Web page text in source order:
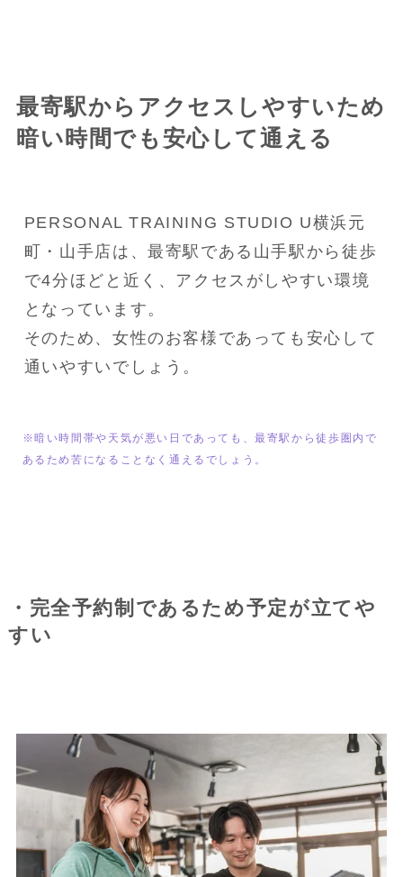
最寄駅からアクセスしやすいため
暗い時間でも安心して通える
PERSONAL TRAINING STUDIO U横浜元
町・山手店は、最寄駅である山手駅から徒歩
で4分ほどと近く、アクセスがしやすい環境
となっています。
そのため、女性のお客様であっても安心して
通いやすいでしょう。
※暗い時間帯や天気が悪い日であっても、最寄駅から徒歩圏内で
あるため苦になることなく通えるでしょう。
・完全予約制であるため予定が立てや
すい